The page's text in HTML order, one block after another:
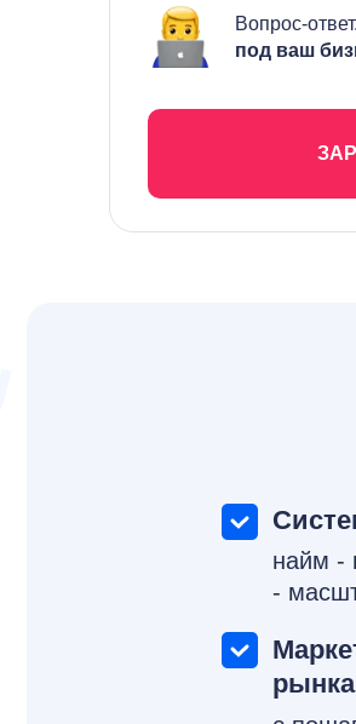
Вопрос-ответ.
под ваш
найм -
-